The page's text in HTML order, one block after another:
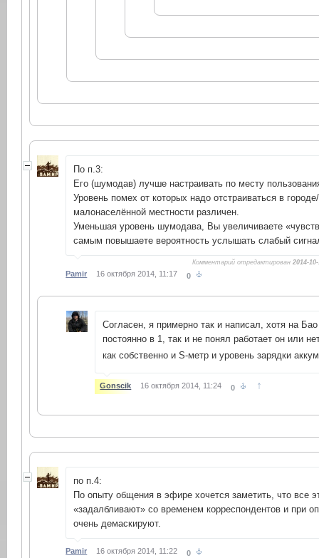
По п.3:
Его (шумодав) лучше настраивать по месту
Уровень помех от которых надо отстраиваться в
малонаселённой местности различен.
Уменьшая уровень шумодава, Вы увеличиваете
самым повышаете вероятность услышать слабый
Комментарий отредактирован2014-
Pamir 16 октября 2014, 11:17 0
Согласен, я примерно так и написал, хотя на
постоянно в 1, так и не понял работает он или
как собственно и S-метр и уровень зарядки
Gonscik 16 октября 2014, 11:24 0 ↑
по п.4:
По опыту общения в эфире хочется заметить, что все
«задалбливают» со временем корреспондентов и при
очень демаскируют.
Pamir 16 октября 2014, 11:22 0